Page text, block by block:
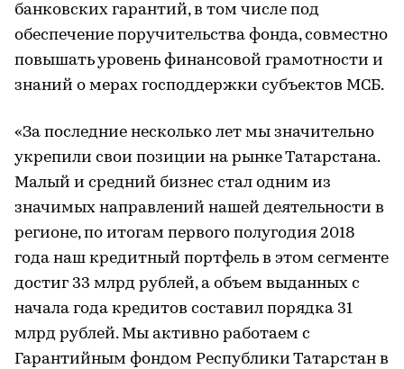
банковских гарантий, в том числе под
обеспечение поручительства фонда, совместно
повышать уровень финансовой грамотности и
знаний о мерах господдержки субъектов МСБ.
«За последние несколько лет мы значительно
укрепили свои позиции на рынке Татарстана.
Малый и средний бизнес стал одним из
значимых направлений нашей деятельности в
регионе, по итогам первого полугодия 2018
года наш кредитный портфель в этом сегменте
достиг 33 млрд рублей, а объем выданных с
начала года кредитов составил порядка 31
млрд рублей. Мы активно работаем с
Гарантийным фондом Республики Татарстан в